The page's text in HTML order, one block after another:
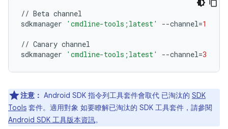
// Beta channel
sdkmanager
'cmdline-tools;latest' --channel=1
// Canary channel
sdkmanager
'cmdline-tools;latest' --channel=3
注意： Android SDK 指令列工具套件會取代 已淘汰的 SDK
Tools 套件。適用對象 如要瞭解已淘汰的 SDK 工具套件，請參閱
Android SDK 工具版本資訊。